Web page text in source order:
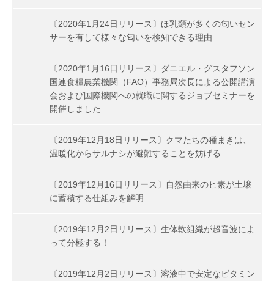
〔2020年1月24日リリース〕ほ乳類が多くの匂いセン
サーを有して様々な匂いを検知できる理由
〔2020年1月16日リリース〕ダニエル・グスタフソン
国連食糧農業機関（FAO）事務局次長による公開講演
会および国際機関への就職に関するジョブセミナーを
開催しました
〔2019年12月18日リリース〕クマたちの種まきは、
温暖化からサルナシが避難することを妨げる
〔2019年12月16日リリース〕自然由来のヒ素が土壌
に蓄積する仕組みを解明
〔2019年12月2日リリース〕生体軟組織が超音波によ
って分極する！
〔2019年12月2日リリース〕溶液中で安定なビタミン